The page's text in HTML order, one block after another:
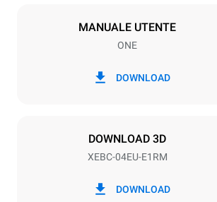
Consumo in kwh ed emissioni di co2
MANUALE UTENTE
ONE
DOWNLOAD
DOWNLOAD 3D
XEBC-04EU-E1RM
DOWNLOAD